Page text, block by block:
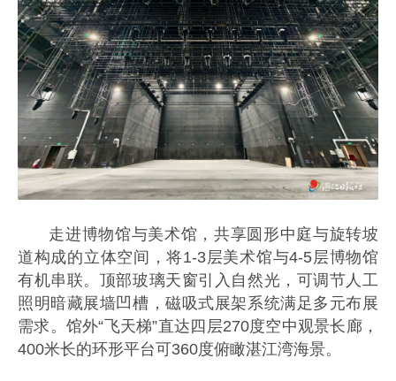
走进博物馆与美术馆，共享圆形中庭与旋转坡
道构成的立体空间，将1-3层美术馆与4-5层博物馆
有机串联。顶部玻璃天窗引入自然光，可调节人工
照明暗藏展墙凹槽，磁吸式展架系统满足多元布展
需求。馆外“飞天梯”直达四层270度空中观景长廊，
400米长的环形平台可360度俯瞰湛江湾海景。